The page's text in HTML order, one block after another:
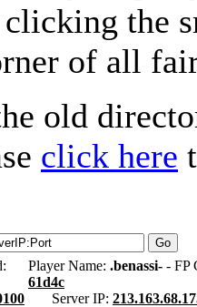
clicking the
of all
old
click here
Player Name: .benassi- - FP
61d4c
Server IP: